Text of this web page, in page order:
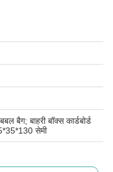
बैग; बाहरी बॉक्स कार्डबोर्ड
सेमी